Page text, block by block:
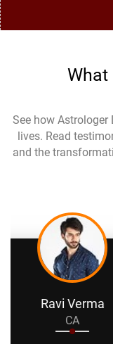
What
See how Astrologer
lives. Read
and the